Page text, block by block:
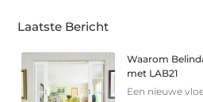
Laatste Bericht
Waarom
met LAB21
Een nieuwe